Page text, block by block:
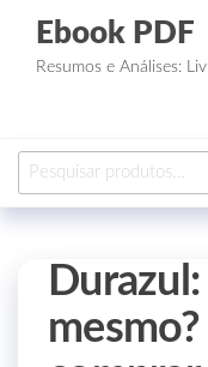
Ebook PDF
Resumos e Análises: